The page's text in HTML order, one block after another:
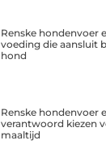
Renske hondenvoer
voeding die aansluit
hond
Renske hondenvoer
verantwoord kiezen
maaltijd